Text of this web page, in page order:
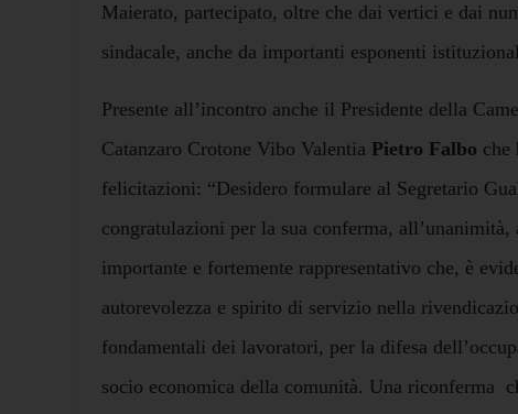
Maierato, partecipato, oltre che dai vertici e dai
sindacale, anche da importanti esponenti
Presente all’incontro anche il Presidente della
Catanzaro Crotone Vibo Valentia Pietro Falbo che
felicitazioni: “Desidero formulare al Segretario
congratulazioni per la sua conferma,
importante e fortemente rappresentativo che, è
autorevolezza e spirito di servizio nella
fondamentali dei lavoratori, per la difesa
socio economica della comunità. Una riconferma